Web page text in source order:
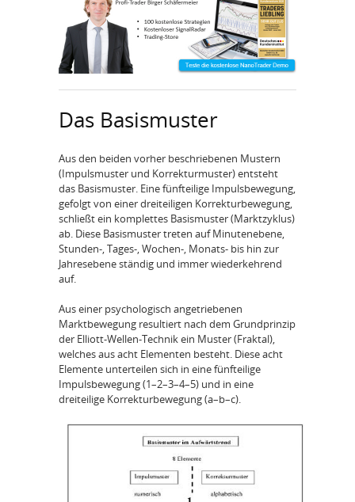
Das Basismuster
Aus den beiden vorher beschriebenen Mustern
(Impulsmuster und Korrekturmuster) entsteht
das Basismuster. Eine fünfteilige Impulsbewegung,
gefolgt von einer dreiteiligen Korrekturbewegung,
schließt ein komplettes Basismuster (Marktzyklus)
ab. Diese Basismuster treten auf Minutenebene,
Stunden-, Tages-, Wochen-, Monats- bis hin zur
Jahresebene ständig und immer wiederkehrend
auf.
Aus einer psychologisch angetriebenen
Marktbewegung resultiert nach dem Grundprinzip
der Elliott-Wellen-Technik ein Muster (Fraktal),
welches aus acht Elementen besteht. Diese acht
Elemente unterteilen sich in eine fünfteilige
Impulsbewegung (1–2–3–4–5) und in eine
dreiteilige Korrekturbewegung (a–b–c).